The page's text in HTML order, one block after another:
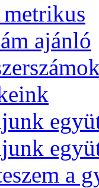
ajánló
a